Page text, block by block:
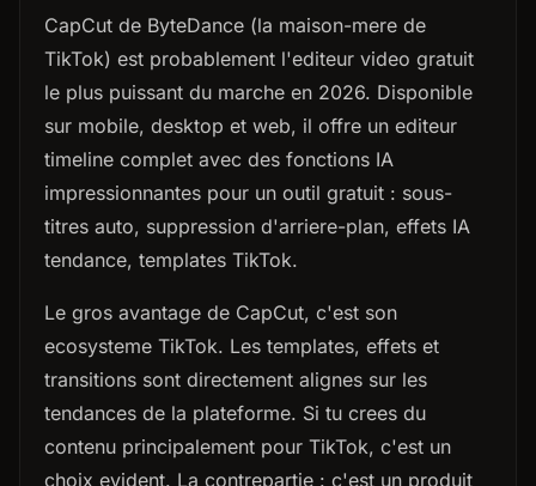
CapCut de ByteDance (la maison-mere de
TikTok) est probablement l'editeur video gratuit
le plus puissant du marche en 2026. Disponible
sur mobile, desktop et web, il offre un editeur
timeline complet avec des fonctions IA
impressionnantes pour un outil gratuit : sous-
titres auto, suppression d'arriere-plan, effets IA
tendance, templates TikTok.
Le gros avantage de CapCut, c'est son
ecosysteme TikTok. Les templates, effets et
transitions sont directement alignes sur les
tendances de la plateforme. Si tu crees du
contenu principalement pour TikTok, c'est un
choix evident. La contrepartie : c'est un produit